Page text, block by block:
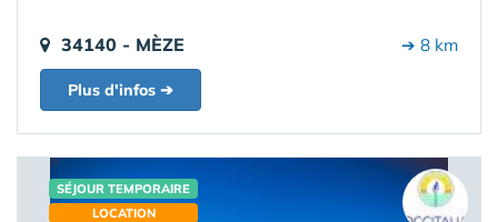
34140 - MÈZE ➔ 8 km
Plus d'infos ➔
SÉJOUR TEMPORAIRE
LOCATION